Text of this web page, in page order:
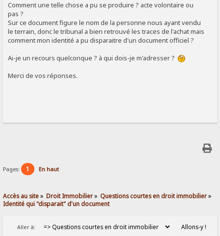
Comment une telle chose a pu se produire ? acte volontaire ou
pas ?
Sur ce document figure le nom de la personne nous ayant vendu
le terrain, donc le tribunal a bien retrouvé les traces de l'achat mais
comment mon identité a pu disparaitre d'un document officiel ?
Ai-je un recours quelconque ? à qui dois-je m'adresser ?
Merci de vos réponses.
Pages: 1 En haut
Accès au site» Droit Immobilier» Questions courtes en droit immobilier»
Identité qui "disparait" d'un document
Aller à: